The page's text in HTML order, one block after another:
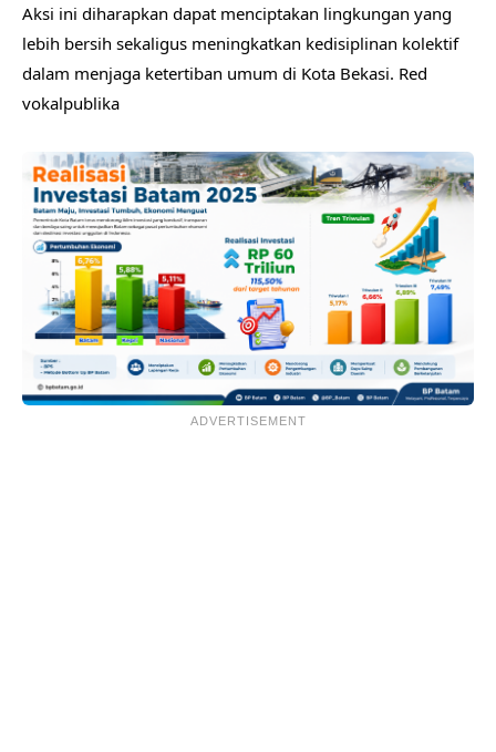
‎Aksi ini diharapkan dapat menciptakan lingkungan yang
lebih bersih sekaligus meningkatkan kedisiplinan kolektif
dalam menjaga ketertiban umum di Kota Bekasi. Red
vokalpublika
ADVERTISEMENT